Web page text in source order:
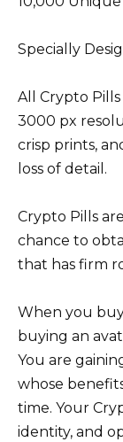
Specially
All Crypto
3000 px
crisp prints,
loss of detail.
Crypto Pills
chance to
that has firm
When you
buying an
You are
whose
time. Your
identity, and